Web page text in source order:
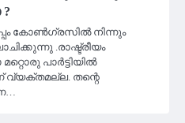
കോൺഗ്രസിൽ നിന്നും
.രാഷ്ട്രീയം
പാർട്ടിയിൽ
വ്യക്തമല്ല. തന്റെ